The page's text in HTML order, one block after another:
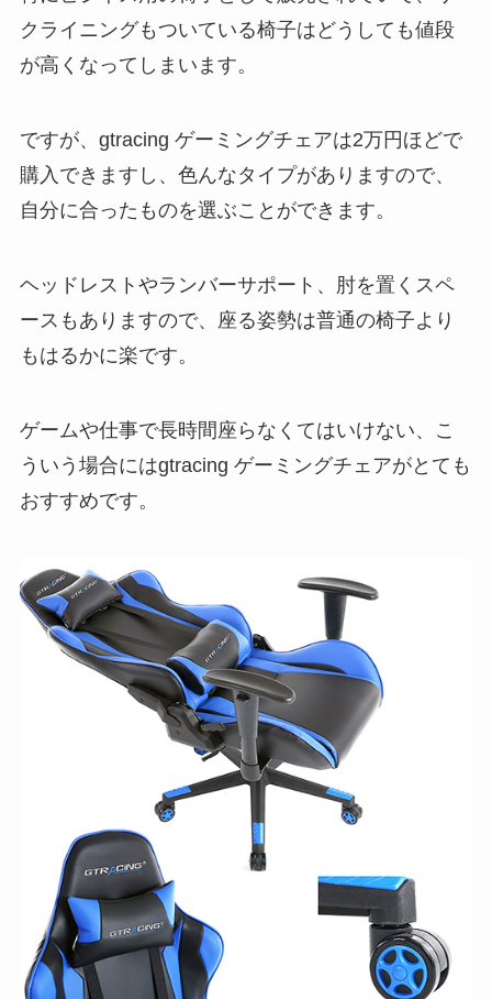
クライニングもついている椅子はどうしても値段
が高くなってしまいます。
ですが、gtracing ゲーミングチェアは2万円ほどで
購入できますし、色んなタイプがありますので、
自分に合ったものを選ぶことができます。
ヘッドレストやランバーサポート、肘を置くスペ
ースもありますので、座る姿勢は普通の椅子より
もはるかに楽です。
ゲームや仕事で長時間座らなくてはいけない、こ
ういう場合にはgtracing ゲーミングチェアがとても
おすすめです。